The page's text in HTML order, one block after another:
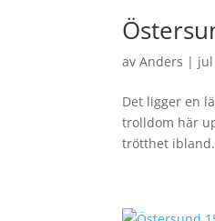
avAnders | jul
Det ligger en
trolldom här
trötthet